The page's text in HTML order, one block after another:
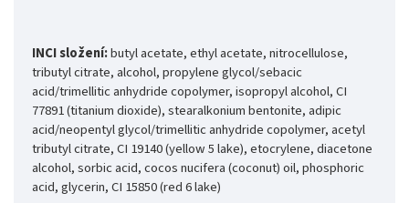
INCI složení:butyl acetate, ethyl acetate, nitrocellulose,
tributyl citrate, alcohol, propylene glycol/sebacic
acid/trimellitic anhydride copolymer, isopropyl alcohol, CI
77891 (titanium dioxide), stearalkonium bentonite, adipic
acid/neopentyl glycol/trimellitic anhydride copolymer, acetyl
tributyl citrate, CI 19140 (yellow 5 lake), etocrylene, diacetone
alcohol, sorbic acid, cocos nucifera (coconut) oil, phosphoric
acid, glycerin, CI 15850 (red 6 lake)